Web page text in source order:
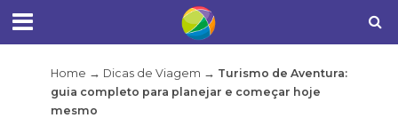
Home → Dicas de Viagem → Turismo de Aventura:
guia completo para planejar e começar hoje
mesmo